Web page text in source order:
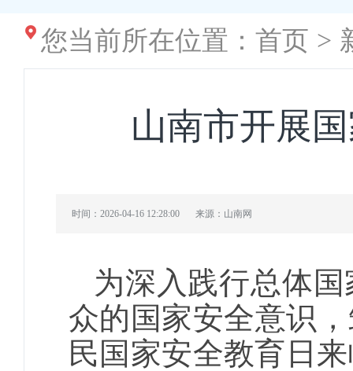
您当前所在位置： 首页 >
山南市开展
时间：2026-04-16 12:28:00 来源：山南网
为深入践行总体
众的国家安全意识
民国家安全教育日